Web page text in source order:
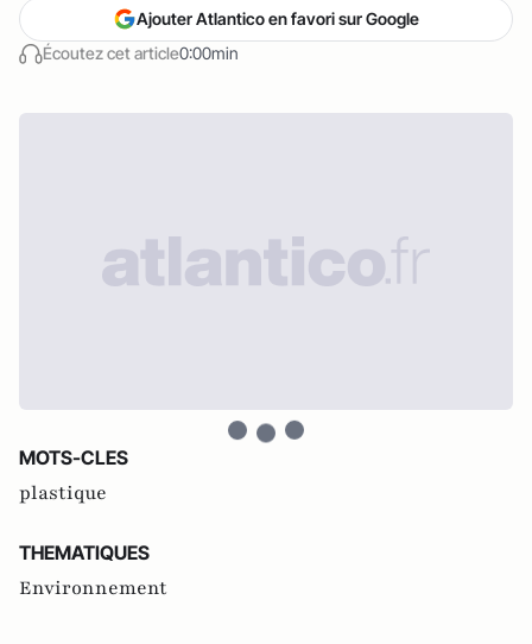
Écoutez cet article0:00min
Ajouter Atlantico en favori sur Google
MOTS-CLES
plastique
THEMATIQUES
Environnement